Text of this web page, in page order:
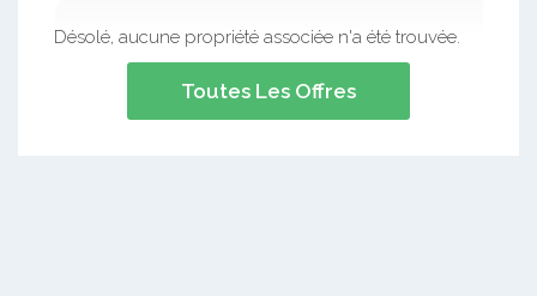
Désolé, aucune propriété associée n'a été trouvée.
Toutes Les Offres